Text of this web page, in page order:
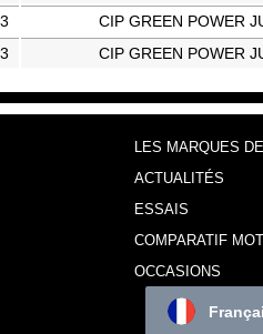
CIP GREEN POWER
CIP GREEN POWER
LES MARQUES
ACTUALITÉS
ESSAIS
COMPARATIF
OCCASIONS